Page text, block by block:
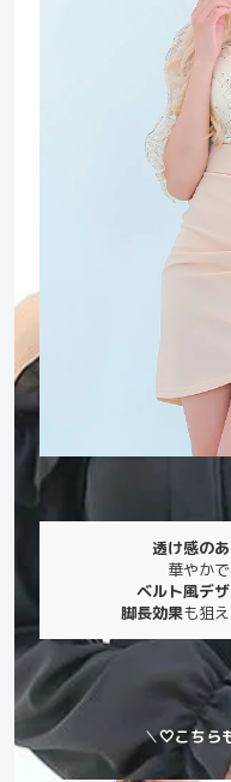
透け感の
華やか
ベルト風デ
脚長効果も狙
＼🤍こちら